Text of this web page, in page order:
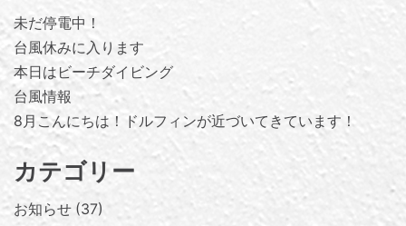
未だ停電中！
台風休みに入ります
本日はビーチダイビング
台風情報
8月こんにちは！ドルフィンが近づいてきています！
カテゴリー
お知らせ 37